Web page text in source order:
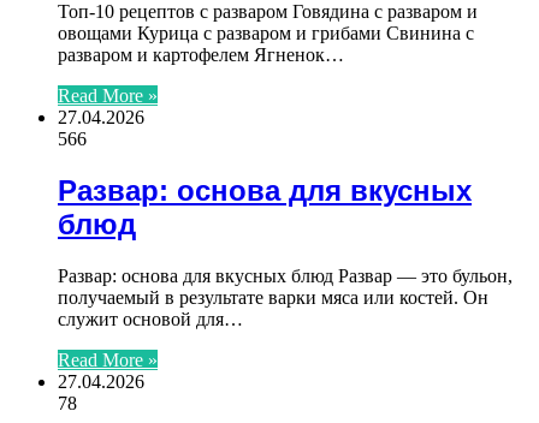
Топ-10 рецептов с разваром Говядина с разваром и
овощами Курица с разваром и грибами Свинина с
разваром и картофелем Ягненок…
Read More »
27.04.2026
566
Развар: основа для вкусных
блюд
Развар: основа для вкусных блюд Развар — это бульон,
получаемый в результате варки мяса или костей. Он
служит основой для…
Read More »
27.04.2026
78